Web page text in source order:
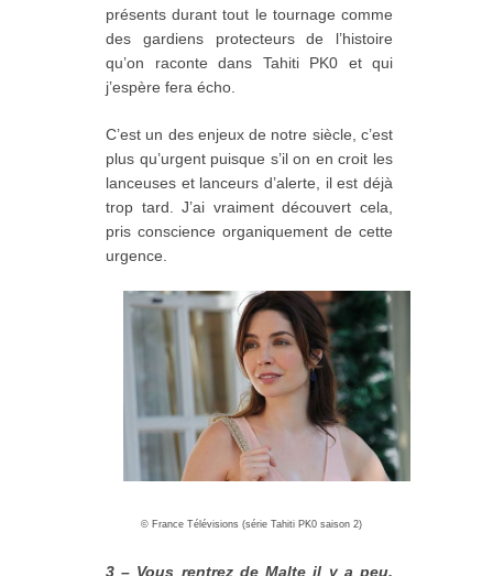
présents durant tout le tournage comme
des gardiens protecteurs de l’histoire
qu’on raconte dans Tahiti PK0 et qui
j’espère fera écho.
C’est un des enjeux de notre siècle, c’est
plus qu’urgent puisque s’il on en croit les
lanceuses et lanceurs d’alerte, il est déjà
trop tard. J’ai vraiment découvert cela,
pris conscience organiquement de cette
urgence.
© France Télévisions (série Tahiti PK0 saison 2)
3 – Vous rentrez de Malte il y a peu,